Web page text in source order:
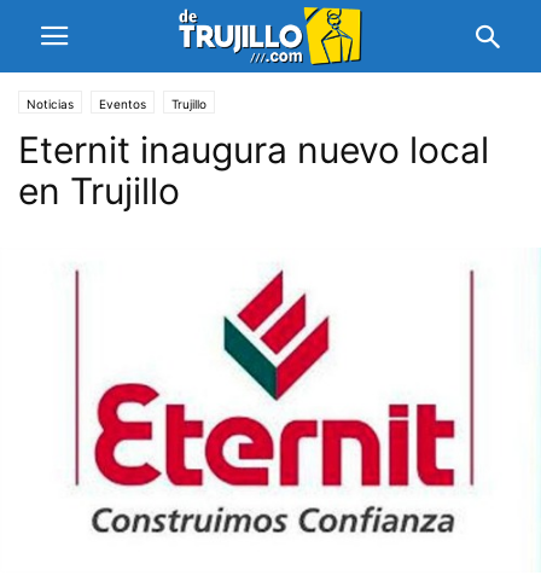
Noticias Eventos Trujillo
Eternit inaugura nuevo local
en Trujillo